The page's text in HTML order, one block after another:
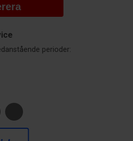
perioder: